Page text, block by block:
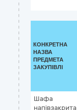
КОНКРЕТНА
НАЗВА
ПРЕДМЕТА
ЗАКУПІВЛІ
Шафа
напівзакрита